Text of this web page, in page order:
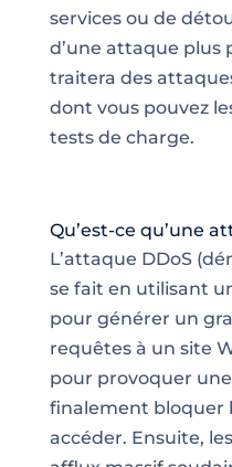
services ou de
d’une attaque plus
traitera des
dont vous pouvez
tests de charge.
Qu’est-ce qu’une
L’attaque DDoS
se fait en utilisant
pour générer un
requêtes à un site
pour provoquer
finalement bloquer
accéder. Ensuite,